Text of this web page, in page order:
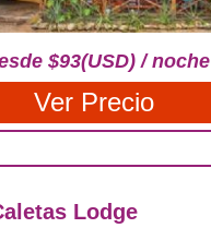
$93(USD) / noche
Ver Precio
Lodge